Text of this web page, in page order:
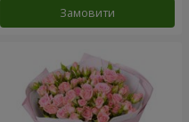
Замовити